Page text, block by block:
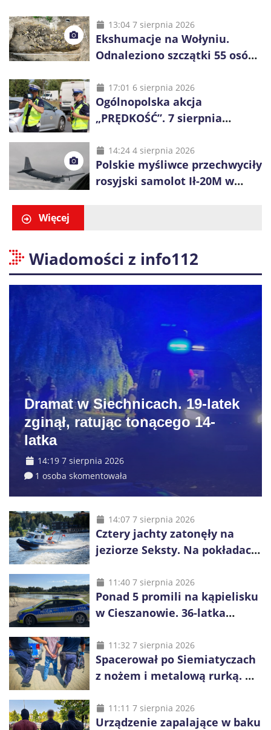
48 godzin
13:04 7 sierpnia 2026
Ekshumacje na Wołyniu.
Odnaleziono szczątki 55 osób,
17:01 6 sierpnia 2026
Ogólnopolska akcja
„PRĘDKOŚĆ”. 7 sierpnia
14:24 4 sierpnia 2026
Polskie myśliwce przechwyciły
rosyjski samolot Ił-20M w
Więcej
Wiadomości z info112
Dramat w Siechnicach. 19-latek
zginął, ratując tonącego 14-
latka
14:19 7 sierpnia 2026
1 osoba skomentowała
14:07 7 sierpnia 2026
Cztery jachty zatonęły na
jeziorze Seksty. Na pokładach
małoletnich
11:40 7 sierpnia 2026
Ponad 5 promili na kąpielisku
w Cieszanowie. 36-latka
z wody
11:32 7 sierpnia 2026
Spacerował po Siemiatyczach
z nożem i metalową rurką. W
alkohol i perfumy
11:11 7 sierpnia 2026
Urządzenie zapalające w baku